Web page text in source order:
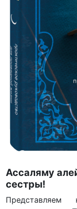
Ассаляму
сестры!